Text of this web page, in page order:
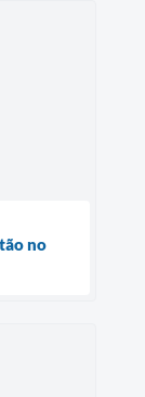
no